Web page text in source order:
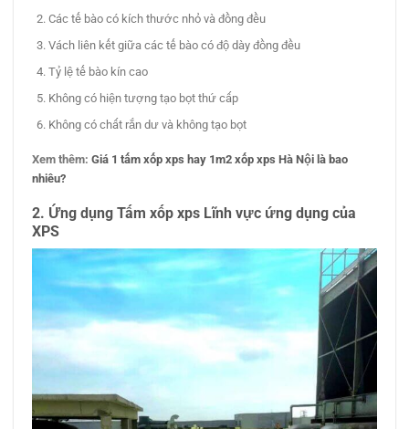
Các tế bào có kích thước nhỏ và đồng đều
Vách liên kết giữa các tế bào có độ dày đồng đều
Tỷ lệ tế bào kín cao
Không có hiện tượng tạo bọt thứ cấp
Không có chất rắn dư và không tạo bọt
Xem thêm:Giá 1 tấm xốp xps hay 1m2 xốp xps Hà Nội là bao
nhiêu?
2. Ứng dụng Tấm xốp xps Lĩnh vực ứng dụng của
XPS